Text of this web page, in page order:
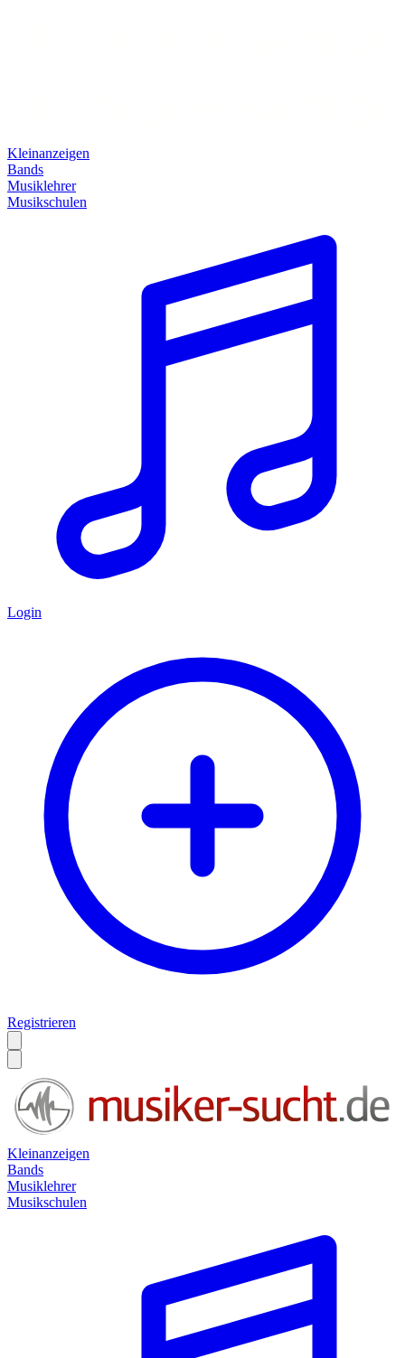
Kleinanzeigen
Bands
Musiklehrer
Musikschulen
Login
Registrieren
Kleinanzeigen
Bands
Musiklehrer
Musikschulen